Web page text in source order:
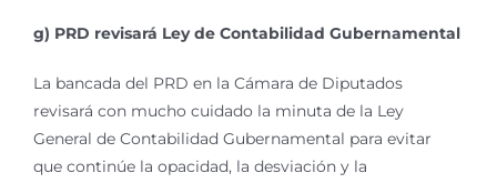
g) PRD revisará Ley de Contabilidad Gubernamental
La bancada del PRD en la Cámara de Diputados
revisará con mucho cuidado la minuta de la Ley
General de Contabilidad Gubernamental para evitar
que continúe la opacidad, la desviación y la